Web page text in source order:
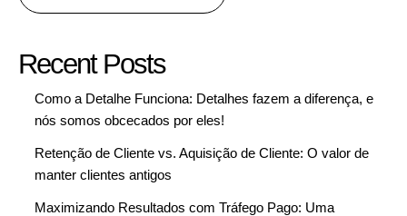
Recent Posts
Como a Detalhe Funciona: Detalhes fazem a diferença, e
nós somos obcecados por eles!
Retenção de Cliente vs. Aquisição de Cliente: O valor de
manter clientes antigos
Maximizando Resultados com Tráfego Pago: Uma